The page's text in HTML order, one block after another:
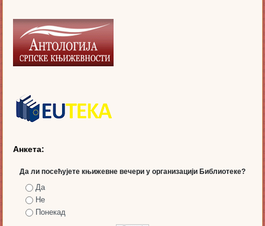
Анкета:
Да ли посећујете књижевне вечери у организацији Библиотеке?
Да
Не
Понекад